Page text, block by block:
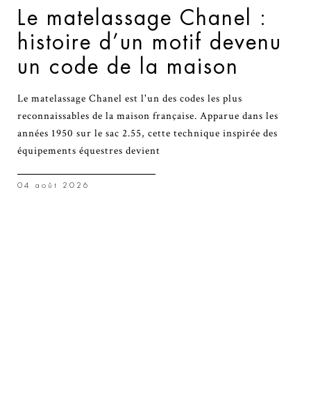
Le matelassage Chanel :
histoire d’un motif devenu
un code de la maison
Le matelassage Chanel est l'un des codes les plus
reconnaissables de la maison française. Apparue dans les
années 1950 sur le sac 2.55, cette technique inspirée des
équipements équestres devient
04 août 2026